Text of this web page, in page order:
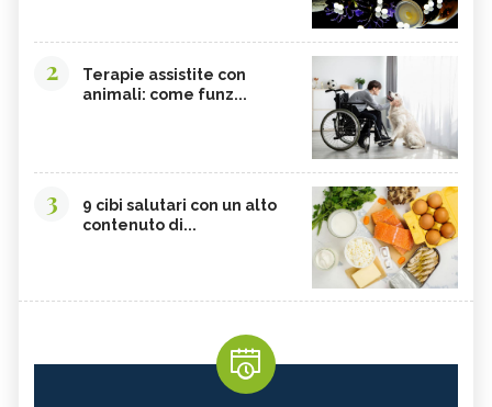
2
Terapie assistite con
animali: come funz...
3
9 cibi salutari con un alto
contenuto di...